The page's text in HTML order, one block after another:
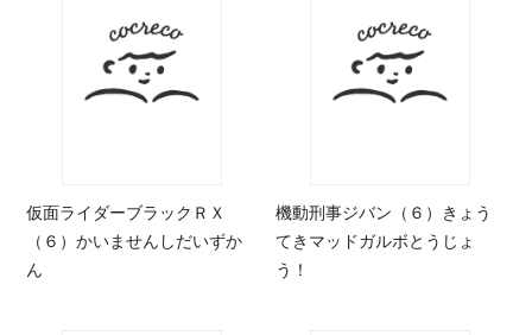
仮面ライダーブラックＲＸ
（６）かいませんしだいずか
ん
機動刑事ジバン（６）きょう
てきマッドガルボとうじょ
う！